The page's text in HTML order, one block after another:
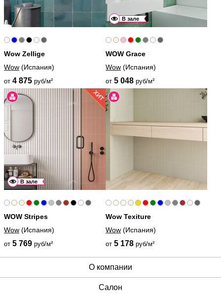
Wow Zellige
Wow (Испания)
от 4 875 руб/м²
В зале
WOW Grace
Wow (Испания)
от 5 048 руб/м²
В зале
WOW Stripes
Wow (Испания)
от 5 769 руб/м²
Wow Texiture
Wow (Испания)
от 5 178 руб/м²
О компании
Cалон